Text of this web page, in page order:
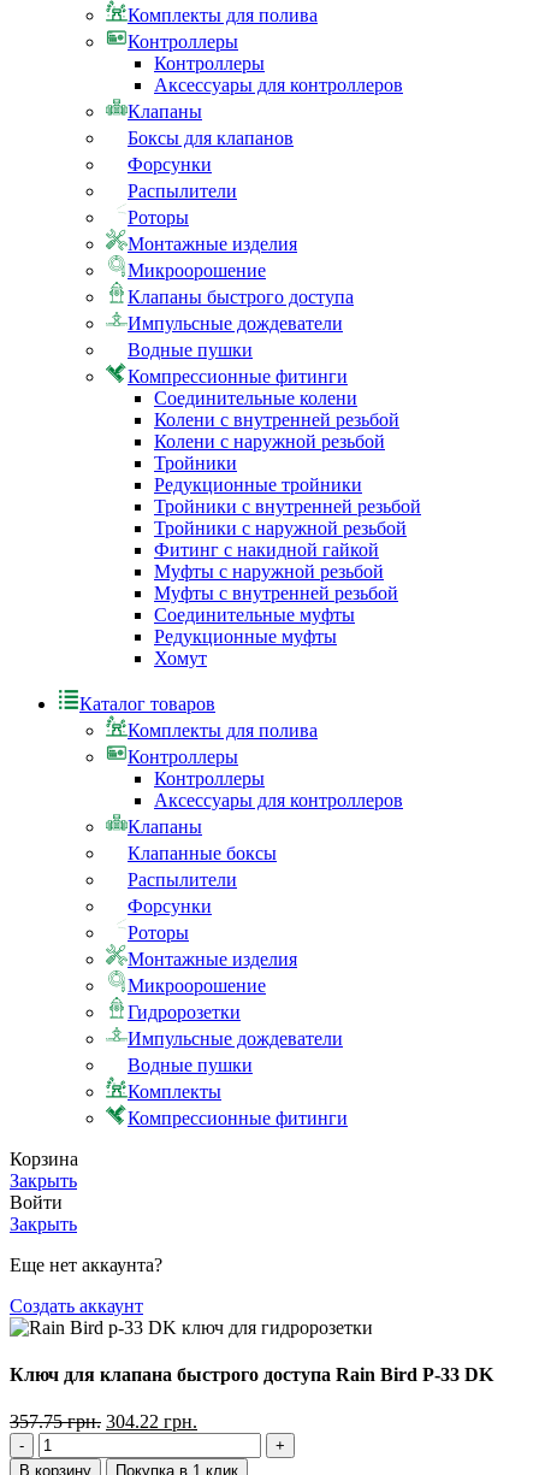
Комплекты для полива
Контроллеры
Контроллеры
Аксессуары для контроллеров
Клапаны
Боксы для клапанов
Форсунки
Распылители
Роторы
Монтажные изделия
Микроорошение
Клапаны быстрого доступа
Импульсные дождеватели
Водные пушки
Компрессионные фитинги
Соединительные колени
Колени с внутренней резьбой
Колени с наружной резьбой
Тройники
Редукционные тройники
Тройники с внутренней резьбой
Тройники с наружной резьбой
Фитинг с накидной гайкой
Муфты с наружной резьбой
Муфты с внутренней резьбой
Соединительные муфты
Редукционные муфты
Хомут
Каталог товаров
Комплекты для полива
Контроллеры
Контроллеры
Аксессуары для контроллеров
Клапаны
Клапанные боксы
Распылители
Форсунки
Роторы
Монтажные изделия
Микроорошение
Гидророзетки
Импульсные дождеватели
Водные пушки
Комплекты
Компрессионные фитинги
Корзина
Закрыть
Войти
Закрыть
Еще нет аккаунта?
Создать аккаунт
Ключ для клапана быстрого доступа Rain Bird P-33 DK
357.75грн. 304.22 грн.
В корзину Покупка в 1 клик